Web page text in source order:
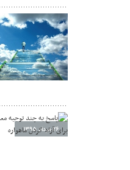
۱۰ شهریور ۱۳۹۵
۲۶ مرداد ۱۳۹۵